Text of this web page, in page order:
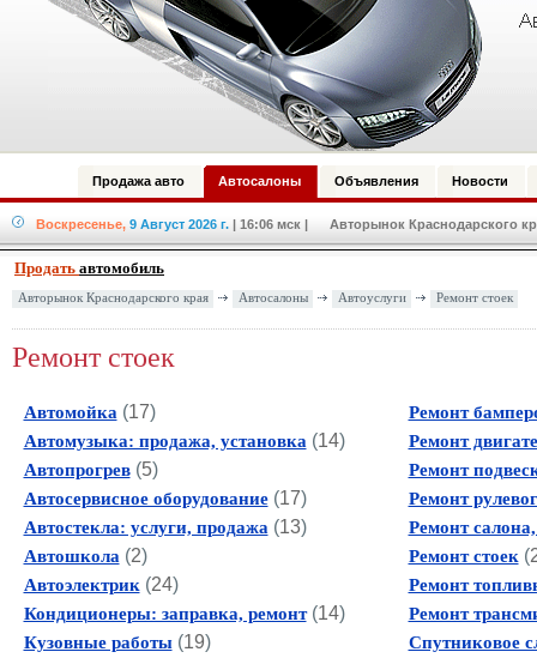
Продажа авто Автосалоны Объявления Новости
Воскресенье, 9 Август 2026 г. | 16:06 мск | Авторынок Краснодарского
Продать автомобиль
Авторынок Краснодарского края Автосалоны Автоуслуги Ремонт стоек
Ремонт стоек
Автомойка (17)
Автомузыка: продажа, установка (14)
Автопрогрев(5)
Автосервисное оборудование(17)
Автостекла: услуги, продажа (13)
Автошкола (2)
Автоэлектрик (24)
Кондиционеры: заправка, ремонт(14)
Кузовные работы(19)
Ремонт
Ремонт
Ремонт
Ремонт
Ремонт
Ремонт стоек (
Ремонт
Ремонт
Спутниковое